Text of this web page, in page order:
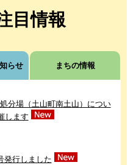
目情報
らせ まちの情報
分場（土山町南土山）につい
します
発行しました